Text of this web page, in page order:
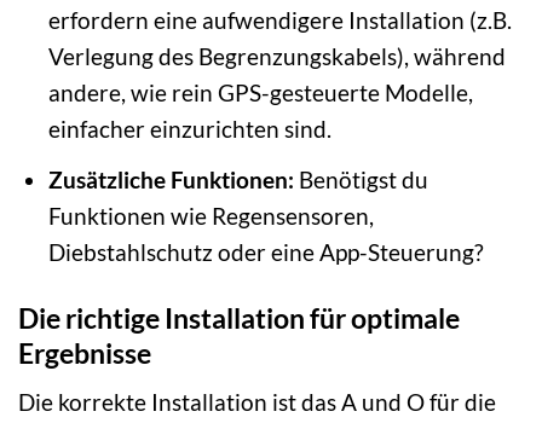
erfordern eine aufwendigere Installation (z.B.
Verlegung des Begrenzungskabels), während
andere, wie rein GPS-gesteuerte Modelle,
einfacher einzurichten sind.
Zusätzliche Funktionen: Benötigst du
Funktionen wie Regensensoren,
Diebstahlschutz oder eine App-Steuerung?
Die richtige Installation für optimale
Ergebnisse
Die korrekte Installation ist das A und O für die